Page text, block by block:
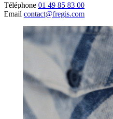
Téléphone 01 49 85 83 00
Email contact@fregis.com